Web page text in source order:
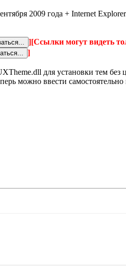
2009 года + Internet
][Ссылки могут видеть
]
для установки тем
можно ввести самостоятельно